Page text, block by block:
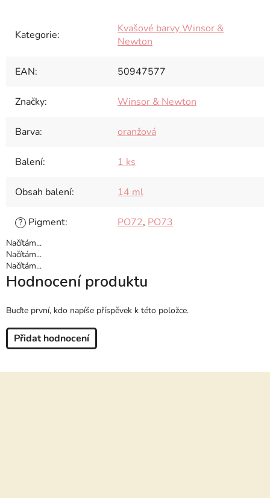
Kategorie:
Kvašové barvy Winsor &
Newton
EAN: 50947577
Značky: Winsor & Newton
Barva: oranžová
Balení: 1 ks
Obsah balení: 14 ml
? Pigment: PO72, PO73
Načítám...
Načítám...
Načítám...
Hodnocení produktu
Buďte první, kdo napíše příspěvek k této položce.
Přidat hodnocení